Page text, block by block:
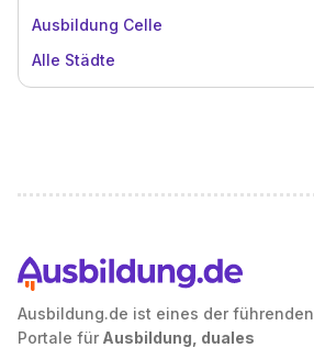
Ausbildung Celle
Alle Städte
Ausbildung.de ist eines der führenden
Portale für Ausbildung, duales